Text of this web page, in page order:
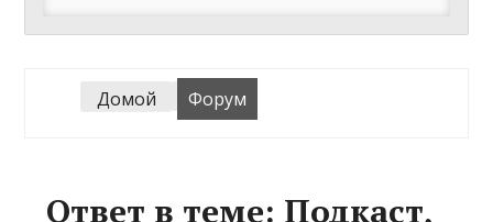
Домой Форум
Ответ в теме: Подкаст,